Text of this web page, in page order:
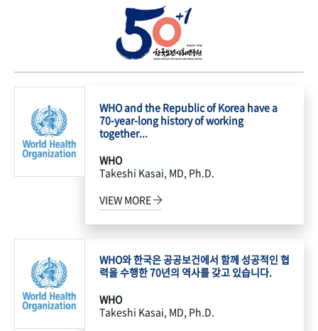
WHO and the Republic of Korea have a
70-year-long history of working
together...
WHO
Takeshi Kasai, MD, Ph.D.
VIEW MORE
WHO와 한국은 공공보건에서 함께 성공적인 협
력을 수행한 70년의 역사를 갖고 있습니다.
WHO
Takeshi Kasai, MD, Ph.D.